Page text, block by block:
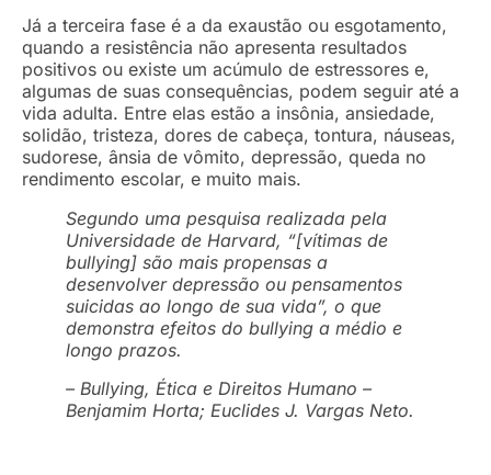
Já a terceira fase é a da exaustão ou esgotamento,
quando a resistência não apresenta resultados
positivos ou existe um acúmulo de estressores e,
algumas de suas consequências, podem seguir até a
vida adulta. Entre elas estão a insônia, ansiedade,
solidão, tristeza, dores de cabeça, tontura, náuseas,
sudorese, ânsia de vômito, depressão, queda no
rendimento escolar, e muito mais.
Segundo uma pesquisa realizada pela
Universidade de Harvard, “[vítimas de
bullying] são mais propensas a
desenvolver depressão ou pensamentos
suicidas ao longo de sua vida”, o que
demonstra efeitos do bullying a médio e
longo prazos.
– Bullying, Ética e Direitos Humano –
Benjamim Horta; Euclides J. Vargas Neto.